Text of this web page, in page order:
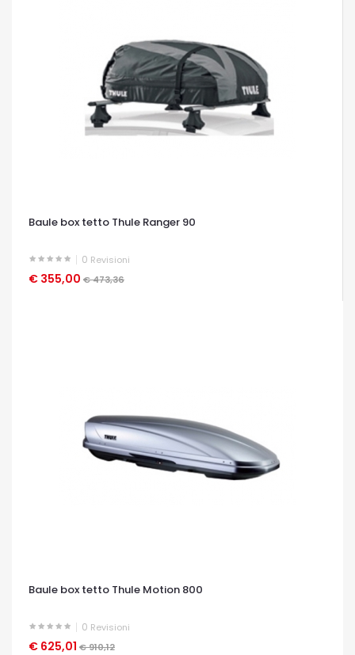
Baule box tetto Thule Ranger 90
0 Revisioni
€ 355,00 € 473,36
OCCHIATA VELOCE
Baule box tetto Thule Motion 800
0 Revisioni
€ 625,01 € 910,12
OCCHIATA VELOCE